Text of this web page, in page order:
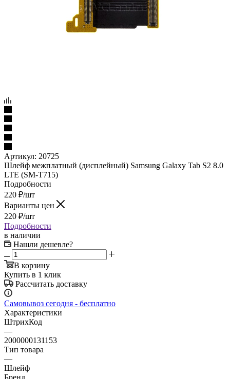
Артикул: 20725
Шлейф межплатный (дисплейный) Samsung Galaxy Tab S2 8.0
LTE (SM-T715)
Подробности
220 ₽/шт
Варианты цен
220 ₽/шт
Подробности
в наличии
Нашли дешевле?
В корзину
Купить в 1 клик
Рассчитать доставку
Самовывоз сегодня - бесплатно
Характеристики
ШтрихКод
—
2000000131153
Тип товара
—
Шлейф
Бренд